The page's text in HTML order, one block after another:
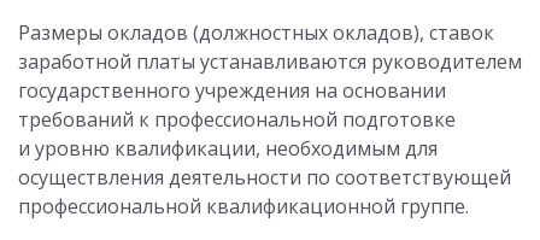
Размеры окладов (должностных окладов), ставок
заработной платы устанавливаются руководителем
государственного учреждения на основании
требований к профессиональной подготовке
и уровню квалификации, необходимым для
осуществления деятельности по соответствующей
профессиональной квалификационной группе.